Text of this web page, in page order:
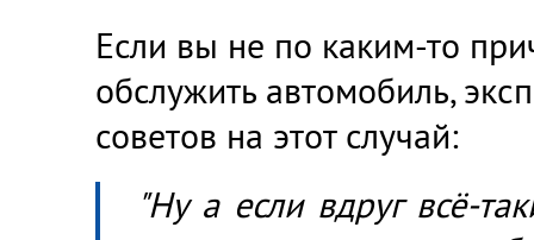
Если вы не по каким-то
обслужить автомобиль,
советов на этот случай:
"Ну а если вдруг всё-